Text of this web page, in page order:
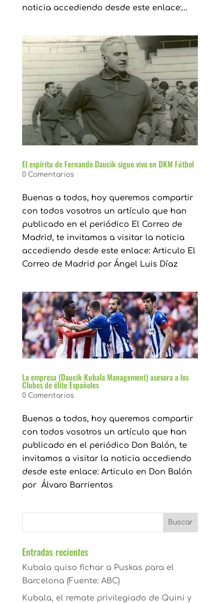
noticia accediendo desde este enlace:...
El espíritu de Fernando Daucik sigue vivo en DKM Fútbol
0 Comentarios
Buenas a todos, hoy queremos compartir
con todos vosotros un artículo que han
publicado en el periódico El Correo de
Madrid, te invitamos a visitar la noticia
accediendo desde este enlace: Articulo El
Correo de Madrid por Ángel Luis Díaz
La empresa (Daucik Kubala Management) asesora a los
Clubes de élite Españoles
0 Comentarios
Buenas a todos, hoy queremos compartir
con todos vosotros un artículo que han
publicado en el periódico Don Balón, te
invitamos a visitar la noticia accediendo
desde este enlace: Articulo en Don Balón
por Álvaro Barrientos
Entradas recientes
Kubala quiso fichar a Puskas para el
Barcelona (Fuente: ABC)
Kubala, el remate privilegiado de Quini y